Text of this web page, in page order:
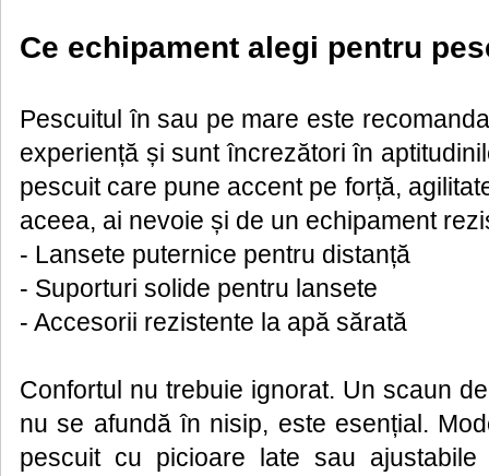
Ce echipament alegi pentru
Pescuitul în sau pe mare este
experiență și sunt încrezători în
pescuit care pune accent pe forță,
aceea, ai nevoie și de un echipament
- Lansete puternice pentru distanță
- Suporturi solide pentru lansete
- Accesorii rezistente la apă sărată
Confortul nu trebuie ignorat. Un scaun
nu se afundă în nisip, este esențial.
pescuit cu picioare late sau